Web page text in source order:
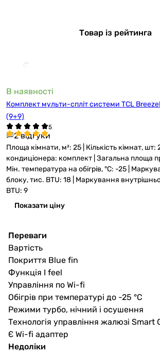
Товар із рейтинга
В наявності
Комплект мульти-спліт системи TCL
(9+9)
2 відгуки
Площа кімнати, м²: 25 | Кількість кімнат, шт:
кондиціонера: комплект | Загальна площа
Мін. температура на обігрів, °C: -25 |
блоку, тис. BTU: 18 | Маркування
BTU: 9
Показати ціну
Переваги
Вартість
Покриття Blue fin
Функція I feel
Управління по Wi-fi
Обігрів при температурі до -25 °C
Режими турбо, нічний і осушення
Технологія управління жалюзі Smart
Є Wi-fi адаптер
Недоліки